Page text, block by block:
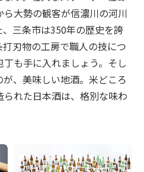
大勢の観客が信濃川の河川
三条市は350年の歴史を誇
刃物の工房で職人の技につ
も手に入れましょう。そし
、美味しい地酒。米どころ
れた日本酒は、格別な味わ